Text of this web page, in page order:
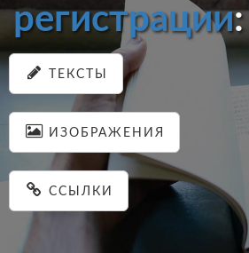
регистрации:
ТЕКСТЫ
ИЗОБРАЖЕНИЯ
ССЫЛКИ